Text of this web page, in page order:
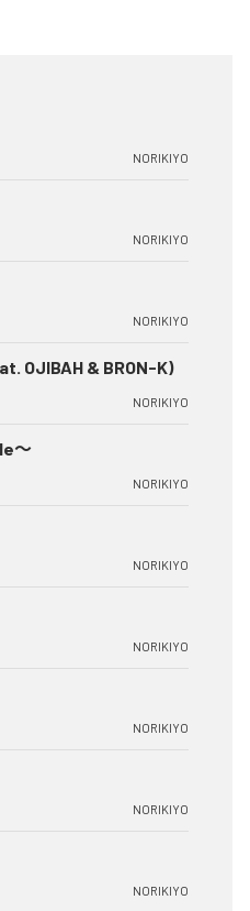
NORIKIYO
NORIKIYO
NORIKIYO
OJIBAH & BRON-K)
NORIKIYO
～
NORIKIYO
NORIKIYO
NORIKIYO
NORIKIYO
NORIKIYO
NORIKIYO